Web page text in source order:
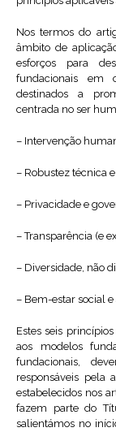
Nos termos do
âmbito de
esforços para
fundacionais em
destinados a
centrada no ser
– Intervenção
– Robustez técnica
– Privacidade e
– Transparência (e
– Diversidade, não
– Bem-estar social
Estes seis
aos modelos
fundacionais,
responsáveis pela
estabelecidos nos
fazem parte do
salientámos no